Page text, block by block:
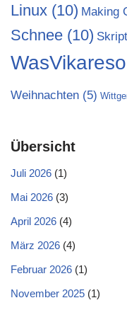
Linux (10) Making
Schnee (10)
Weihnachten (5)
Übersicht
Juli 2026 (1)
Mai 2026 (3)
April 2026 (4)
März 2026 (4)
Februar 2026 (1)
November 2025 (1)